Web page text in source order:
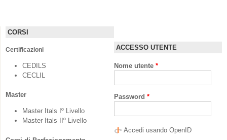
CORSI
Certificazioni
CEDILS
CECLIL
Master
Master Itals Iº Livello
Master Itals IIº Livello
ACCESSO UTENTE
Nome utente *
Password *
Accedi usando OpenID